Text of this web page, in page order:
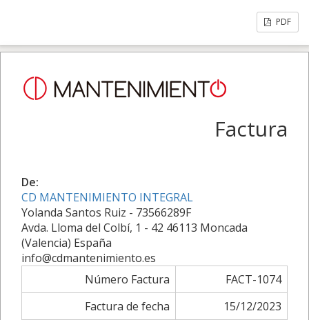
PDF
Factura
De:
CD MANTENIMIENTO INTEGRAL
Yolanda Santos Ruiz - 73566289F
Avda. Lloma del Colbí, 1 - 42 46113 Moncada
(Valencia) España
info@cdmantenimiento.es
Número Factura
FACT-1074
Factura de fecha
15/12/2023